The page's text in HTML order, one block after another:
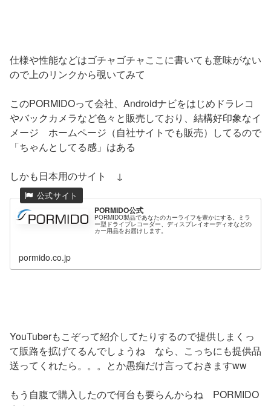
仕様や性能などはゴチャゴチャここに書いても意味がない
ので上のリンクから覗いてみて
このPORMIDOって会社、Androidナビをはじめドラレコ
やバックカメラなど色々と販売しており、結構好印象なイ
メージ ホームページ（自社サイトでも販売）してるので
「ちゃんとしてる感」はある
しかも日本用のサイト ↓
PORMIDO公式
PORMIDO製品であなたのカーライフを豊かにする。ミラ
ー型ドライブレコーダー、ディスプレイオーディオなどの
カー用品をお届けします。
pormido.co.jp
YouTuberもこぞって紹介してたりするので提供しまくっ
て販路を拡げてるんでしょうね なら、こっちにも提供品
送ってくれたら。。。とか愚痴だけ言っておきますww
もう自腹で購入したので何台も要らんからね PORMIDO